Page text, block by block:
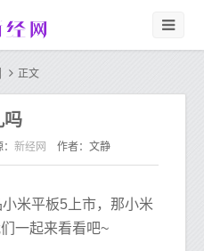
正文
吗
新经网 作者：文静
米平板5上市，那小米
一起来看看吧~